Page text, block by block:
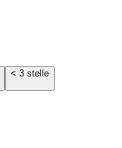
< 3 stelle